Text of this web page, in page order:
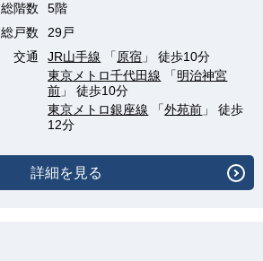
総階数
5階
総戸数
29戸
交通
JR山手線 「 原宿 」 徒歩10分
東京メトロ千代田線 「明治神宮
前 」 徒歩10分
東京メトロ銀座線 「外苑前 」 徒歩
12分
詳細を見る